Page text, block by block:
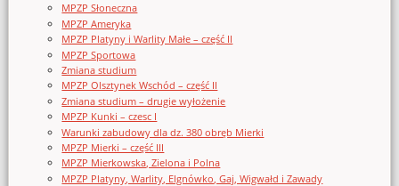
MPZP Słoneczna
MPZP Ameryka
MPZP Platyny i Warlity Małe – część II
MPZP Sportowa
Zmiana studium
MPZP Olsztynek Wschód – część II
Zmiana studium – drugie wyłożenie
MPZP Kunki – czesc I
Warunki zabudowy dla dz. 380 obręb Mierki
MPZP Mierki – część III
MPZP Mierkowska, Zielona i Polna
MPZP Platyny, Warlity, Elgnówko, Gaj, Wigwałd i Zawady